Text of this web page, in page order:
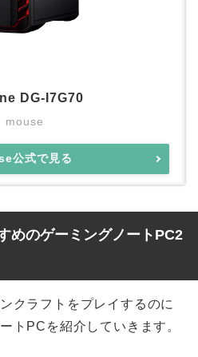
DG-I7G70
mouse
公式で見る
めのゲーミングノートPC2
クラフトをプレイするのに
トPCを紹介していきます。